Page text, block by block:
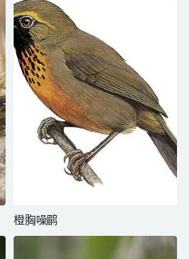
橙胸噪鹛